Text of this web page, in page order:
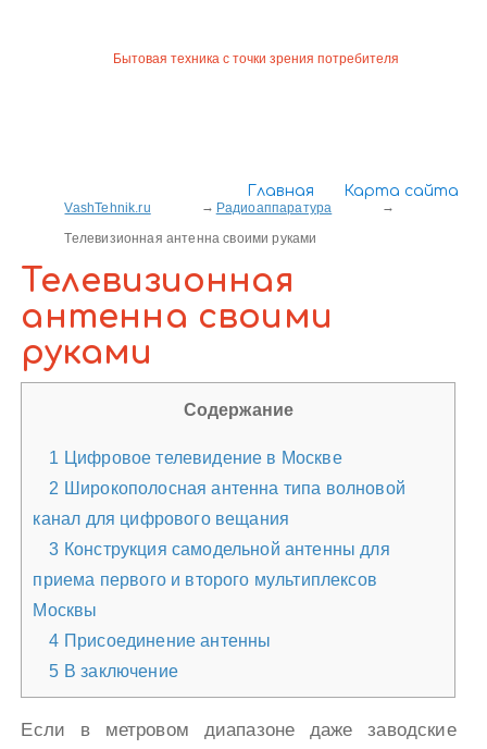
Главная Карта сайта
Бытовая техника с точки зрения потребителя
VashTehnik.ru
Радиоаппаратура
Телевизионная антенна своими руками
Телевизионная
антенна своими
руками
Содержание
1 Цифровое телевидение в Москве
2 Широкополосная антенна типа волновой
канал для цифрового вещания
3 Конструкция самодельной антенны для
приема первого и второго мультиплексов
Москвы
4 Присоединение антенны
5 В заключение
Если в метровом диапазоне даже заводские